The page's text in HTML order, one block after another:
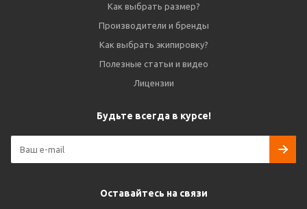
Как выбрать размер?
Производители и бренды
Как выбрать экипировку?
Полезные статьи и видео
Лицензии
Будьте всегда в курсе!
Оставайтесь на связи